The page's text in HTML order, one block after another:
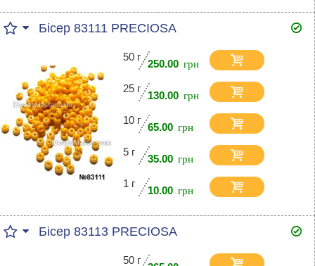
Бісер 83111 PRECIOSA
50 г
250.00
25 г
130.00
10 г
65.00
5 г
35.00
1 г
10.00
Бісер 83113 PRECIOSA
50 г